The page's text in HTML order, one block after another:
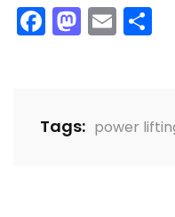
Facebook
Email
Tags: power